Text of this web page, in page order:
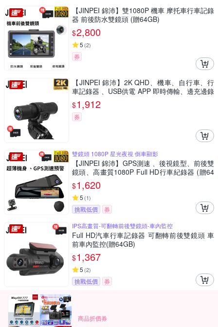
【JINPEI 錦沛】雙1080P 機車 摩托車行車記錄
器 前後防水雙鏡頭 (贈64GB)
$2,800
5 (2)
券
【JINPEI 錦沛】2K QHD、機車、自行車、行
車記錄器 、USB供電 APP 即時傳輸、邊充邊錄
(贈64GB)
$1,912
券
雙鏡頭 1080P 星光夜視 倒車顯影
【JINPEI 錦沛】GPS測速 、後視鏡型、前後雙
鏡頭、高畫質1080P Full HD行車紀錄器 (贈64
GB 記憶卡)
$1,620
5 (1)
挑戰低價
券
IPS高畫質-可翻轉前後雙鏡頭-車內監控
Full HD汽車行車記錄器 可翻轉前後雙鏡頭 車
前車內監控(贈64GB)
$1,367
5 (2)
挑戰低價 券
商品折價券